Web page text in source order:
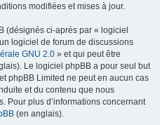
modifiées et mises à jour.
(désignés ci-après par « logiciel
logiciel de forum de discussions
GNU 2.0 » et qui peut être
Le logiciel phpBB a pour seul but
phpBB Limited ne peut en aucun cas
et du contenu que nous
Pour plus d’informations concernant
(en anglais).